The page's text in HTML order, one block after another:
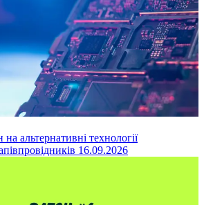
альтернативні технології
16.09.2026